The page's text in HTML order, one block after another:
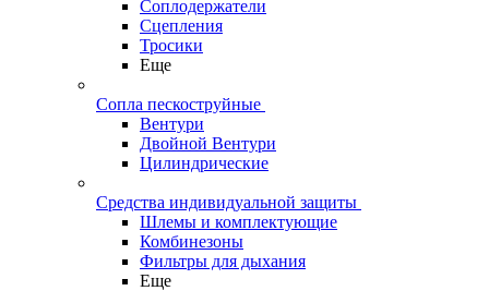
Соплодержатели
Сцепления
Тросики
Еще
Сопла пескоструйные
Вентури
Двойной Вентури
Цилиндрические
Средства индивидуальной защиты
Шлемы и комплектующие
Комбинезоны
Фильтры для дыхания
Еще